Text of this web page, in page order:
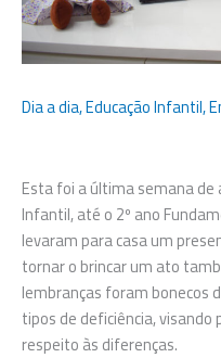
Dia a dia,Educação Infantil,
Esta foi a última semana de
Infantil, até o 2º ano
levaram para casa um
tornar o brincar um ato
lembranças foram bonecos
tipos de deficiência, visando
respeito às diferenças.